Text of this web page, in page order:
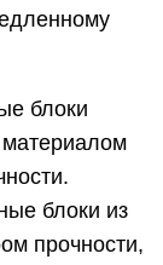
блоки
блоки из
прочности,